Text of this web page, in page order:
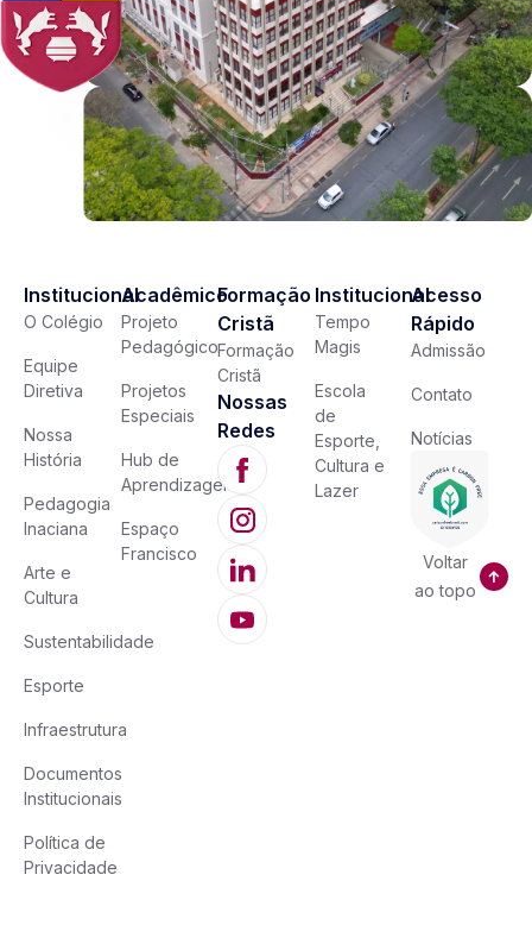
Institucional
O Colégio
Equipe
Diretiva
Nossa
História
Pedagogia
Inaciana
Arte e
Cultura
Sustentabilidade
Esporte
Infraestrutura
Documentos
Institucionais
Política de
Privacidade
Acadêmico
Projeto
Pedagógico
Projetos
Especiais
Hub de
Aprendizagem
Espaço
Francisco
Formação
Cristã
Formação
Cristã
Nossas
Redes
Institucional
Tempo
Magis
Escola
de
Esporte,
Cultura e
Lazer
Acesso
Rápido
Admissão
Contato
Notícias
Voltar
ao topo